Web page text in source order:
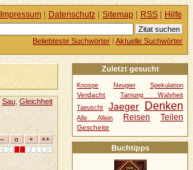
Sau, Gleichheit
Zuletzt gesucht
Knospe Neugier Spekulation
Verdacht
Tarnung Wahrheit
Taeuscht
Jaeger Denken
Alle Allein Reisen Teilen
Gescheite
Buchtipps
Impressum| Datenschutz| Sitemap| RSS| Hilfe
Beliebteste Suchwörter |Aktuelle Suchwörter